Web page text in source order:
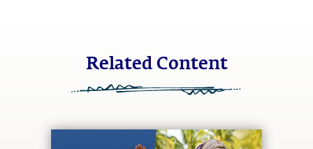
Related Content